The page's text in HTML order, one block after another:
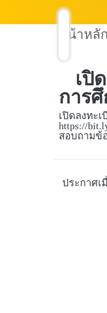
หน้าหลัก
เปิ
การ
เปิดลงทะ
https://
สอบถามข้
ประกาศเ